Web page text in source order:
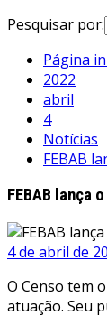
Pesquisar por:
Página
2022
abril
4
Notícias
FEBAB
FEBAB lança
4 de abril de
O Censo tem
atuação. Seu